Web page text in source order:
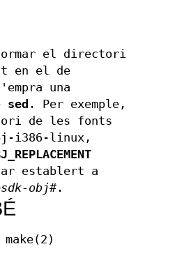
el directori
en el de
una
sed . Per exemple,
de les fonts
i386-linux,
establert a
obj# .
make(2)